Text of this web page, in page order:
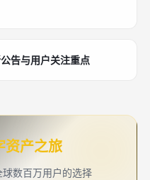
告与用户关注重点
资产之旅
数百万用户的选择